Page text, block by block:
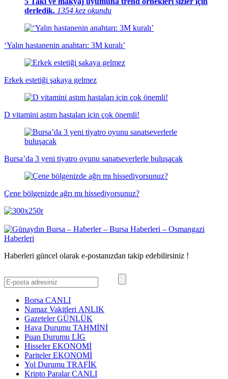
derledik. 1354 kez okundu
‘Yalın hastanenin anahtarı: 3M kuralı’
Erkek estetiği şakaya gelmez
D vitamini astım hastaları için çok önemli!
Bursa’da 3 yeni tiyatro oyunu sanatseverlerle buluşacak
Çene bölgenizde ağrı mı hissediyorsunuz?
Haberleri güncel olarak e-postanızdan takip edebilirsiniz !
Borsa CANLI
Namaz Vakitleri ANLIK
GazetelerGÜNLÜK
Hava Durumu TAHMİNİ
Puan Durumu LİG
HisselerEKONOMİ
ParitelerEKONOMİ
Yol Durumu TRAFİK
Kripto ParalarCANLI